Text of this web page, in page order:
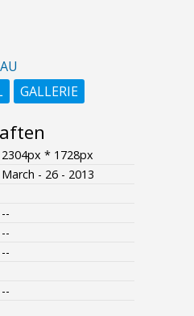
GALLERIE
2304px * 1728px
March - 26 - 2013
--
--
--
--